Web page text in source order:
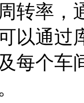
转率，
以通过
每个车